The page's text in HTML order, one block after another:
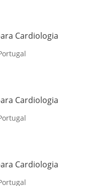
Cardiologia
Cardiologia
Cardiologia